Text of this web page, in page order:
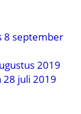
8 september
2019
28 juli 2019